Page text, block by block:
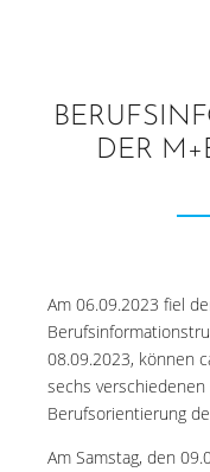
DER
Am 06.09.2023 fiel
08.09.2023, können
sechs
Berufsorientierung
Am Samstag, den